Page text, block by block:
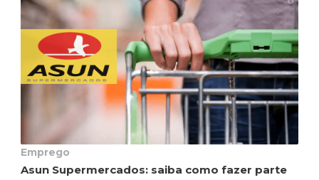
Emprego
Asun Supermercados: saiba como fazer parte